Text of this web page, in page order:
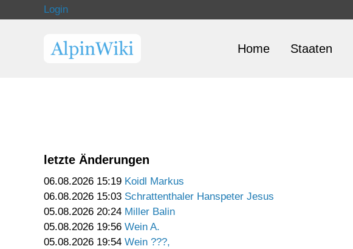
Login
Home Staaten
letzte Änderungen
06.08.2026 15:19 Koidl Markus
06.08.2026 15:03 Schrattenthaler Hanspeter Jesus
05.08.2026 20:24 Miller Balin
05.08.2026 19:56 Wein A.
05.08.2026 19:54 Wein ???,